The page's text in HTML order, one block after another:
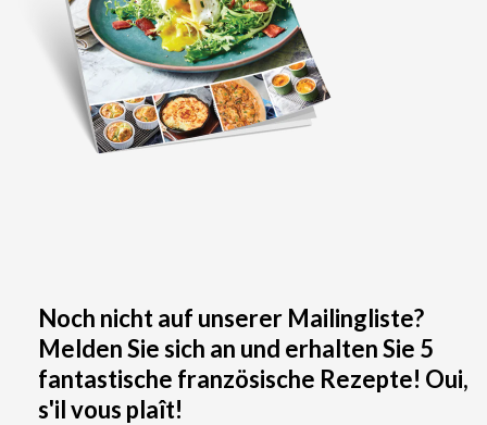
Noch nicht auf unserer Mailingliste?
Melden Sie sich an und erhalten Sie 5
fantastische französische Rezepte! Oui,
s'il vous plaît!